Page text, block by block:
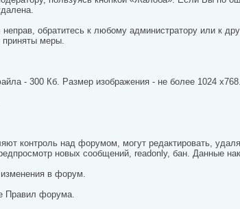
обратитесь к любому администратору или к
приняты меры.
- 300 Кб. Размер изображения - не более 1024 х768.
контроль над форумом, могут редактировать,
новых сообщений, readonly, бан. Данные
в форум.
Правил форума.